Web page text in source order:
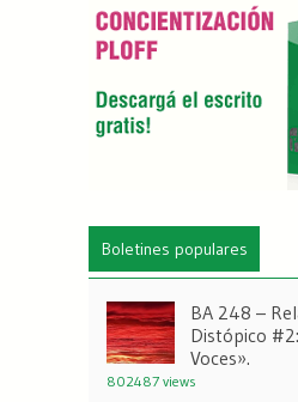
Boletines populares
BA 248 –
Distópico
Voces».
802487 views